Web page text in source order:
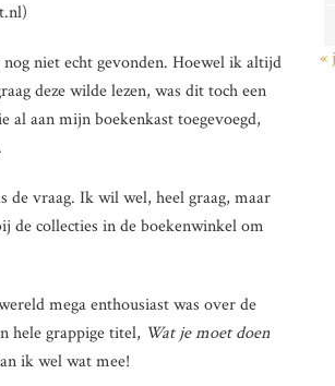
niet echt gevonden. Hoewel ik altijd
deze wilde lezen, was dit toch een
al aan mijn boekenkast toegevoegd,
de vraag. Ik wil wel, heel graag, maar
de collecties in de boekenwinkel om
mega enthousiast was over de
hele grappige titel, Wat je moet doen
ik wel wat mee!
«